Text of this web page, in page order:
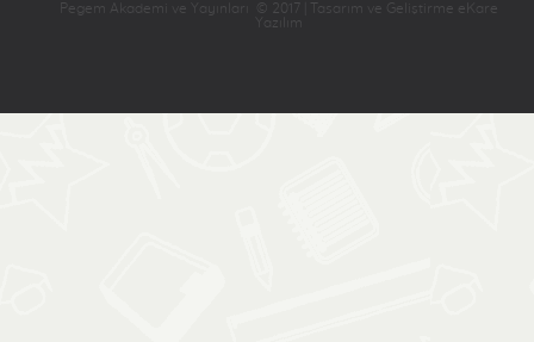
Pegem Akademi ve Yayınları © 2017 | Tasarım ve Geliştirme eKare
Yazılım